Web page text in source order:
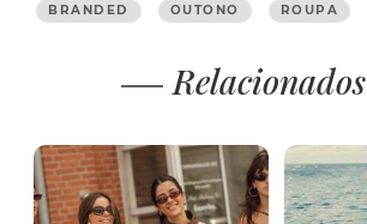
BRANDED OUTONO ROUPA
Relacionados